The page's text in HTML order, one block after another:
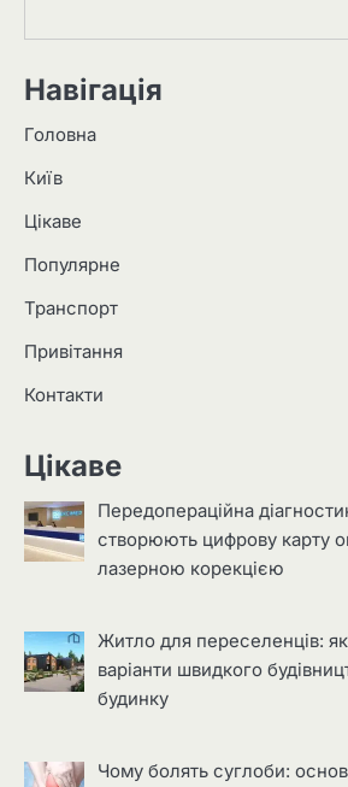
Навігація
Головна
Київ
Цікаве
Популярне
Транспорт
Привітання
Контакти
Цікаве
Передопераційна
створюють цифрову карту
лазерною корекцією
Житло для переселенців:
варіанти швидкого
будинку
Чому болять суглоби: